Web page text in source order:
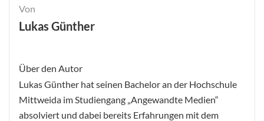
Von
Lukas Günther
Über den Autor
Lukas Günther hat seinen Bachelor an der Hochschule
Mittweida im Studiengang „Angewandte Medien“
absolviert und dabei bereits Erfahrungen mit dem